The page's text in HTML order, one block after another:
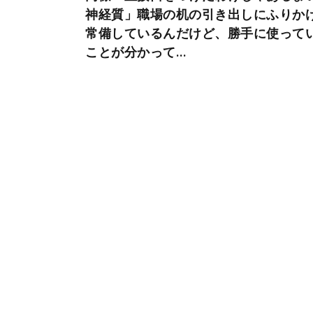
神経質」職場の机の引き出しにふりか
常備しているんだけど、勝手に使って
ことが分かって…